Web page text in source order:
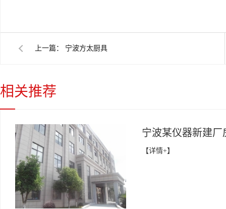
上一篇： 宁波方太厨具
相关推荐
宁波某仪器新建厂
【详情+】